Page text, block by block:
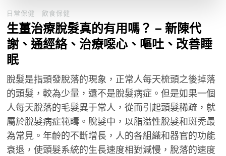
日常保健 飲食保健
生薑治療脫髮真的有用嗎？ – 新陳代
謝、通經絡、治療噁心、嘔吐、改善睡
眠
脫髮是指頭發脫落的現象，正常人每天梳頭之後掉落
的頭髮，較為少量，還不是脫髮病症。但是如果一個
人每天脫落的毛髮異于常人，從而引起頭髮稀疏，就
屬於脫髮病症範疇。脫髮中，以脂溢性脫髮和斑禿最
為常見。年齡的不斷增長，人的各組織和器官的功能
衰退，使頭髮系統的生長速度相對減慢，脫落的速度